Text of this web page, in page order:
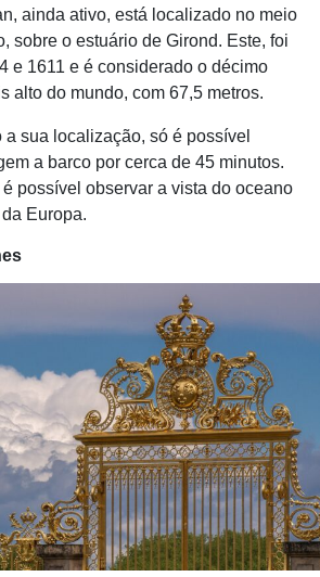
ainda ativo, está localizado no meio
sobre o estuário de Girond. Este, foi
e 1611 e é considerado o décimo
alto do mundo, com 67,5 metros.
sua localização, só é possível
a barco por cerca de 45 minutos.
possível observar a vista do oceano
Europa.